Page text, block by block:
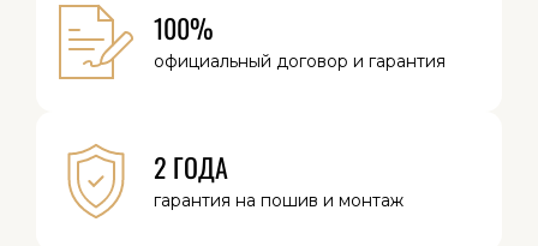
100%
официальный договор и гарантия
2 ГОДА
гарантия на пошив и монтаж